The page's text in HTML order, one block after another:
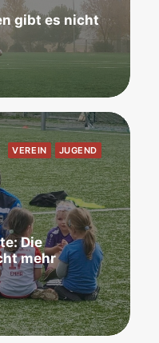
gibt es nicht
VEREIN JUGEND
Die
mehr